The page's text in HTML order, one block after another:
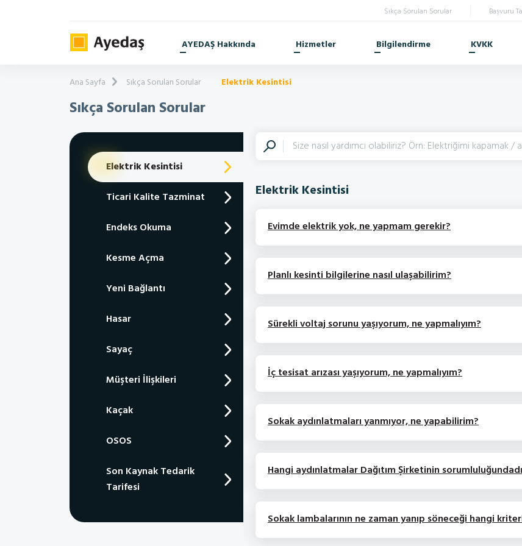
Sıkça Sorulan Sorular Başvuru
AYEDAŞ Hakkında Hizmetler Bilgilendirme KVKK
Ana Sayfa Sıkça Sorulan Sorular Elektrik Kesintisi
Sıkça Sorulan Sorular
Elektrik Kesintisi
Ticari Kalite Tazminat
Endeks Okuma
Kesme Açma
Yeni Bağlantı
Hasar
Sayaç
Müşteri İlişkileri
Kaçak
OSOS
Son Kaynak Tedarik
Tarifesi
Elektrik Kesintisi
Evimde elektrik yok, ne yapmam gerekir?
Planlı kesinti bilgilerine nasıl ulaşabilirim?
Sürekli voltaj sorunu yaşıyorum, ne yapmalıyım?
İç tesisat arızası yaşıyorum, ne yapmalıyım?
Sokak aydınlatmaları yanmıyor, ne yapabilirim?
Hangi aydınlatmalar Dağıtım Şirketinin
Sokak lambalarının ne zaman yanıp söneceği hangi